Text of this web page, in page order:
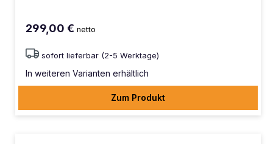
299,00 € netto
sofort lieferbar (2-5 Werktage)
In weiteren Varianten erhältlich
Zum Produkt